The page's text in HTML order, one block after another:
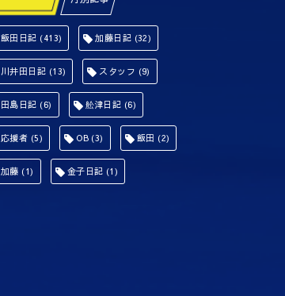
飯田日記 (413) 加藤日記 (32)
川井田日記 (13) スタッフ (9)
田島日記 (6) 舩津日記 (6)
応援者 (5) OB(3) 飯田 (2)
加藤 (1) 金子日記 (1)